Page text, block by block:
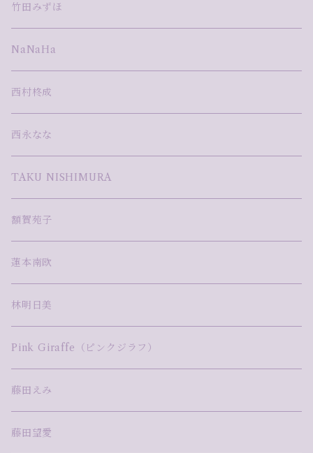
竹田みずほ
NaNaHa
西村柊成
西永なな
TAKU NISHIMURA
額賀苑子
蓮本南欧
林明日美
Pink Giraffe（ピンクジラフ）
藤田えみ
藤田望愛